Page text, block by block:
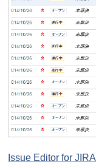
Issue Editor for JIRA